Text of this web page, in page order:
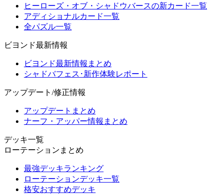
ヒーローズ・オブ・シャドウバースの新カード一覧
アディショナルカード一覧
全パズル一覧
ビヨンド最新情報
ビヨンド最新情報まとめ
シャドバフェス･新作体験レポート
アップデート/修正情報
アップデートまとめ
ナーフ・アッパー情報まとめ
デッキ一覧
ローテーションまとめ
最強デッキランキング
ローテーションデッキ一覧
格安おすすめデッキ